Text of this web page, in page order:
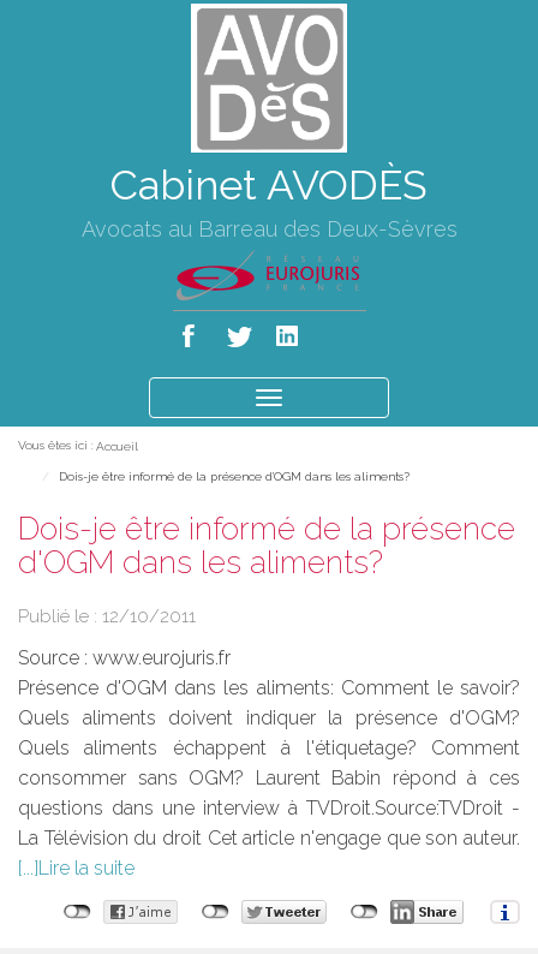
Cabinet AVODÈS
Avocats au Barreau des Deux-Sèvres
le
Vous êtes ici : Accueil
Dois-je être informé de la présence d'OGM dans les aliments?
Dois-je être informé de la présence
d'OGM dans les aliments?
Publié le : 12/10/2011
Source : www.eurojuris.fr
Présence d'OGM dans les aliments: Comment le savoir?
Quels aliments doivent indiquer la présence d'OGM?
Quels aliments échappent à l'étiquetage? Comment
consommer sans OGM? Laurent Babin répond à ces
questions dans une interview à TVDroit.Source:TVDroit -
La Télévision du droit Cet article n'engage que son auteur.
Lire la suite